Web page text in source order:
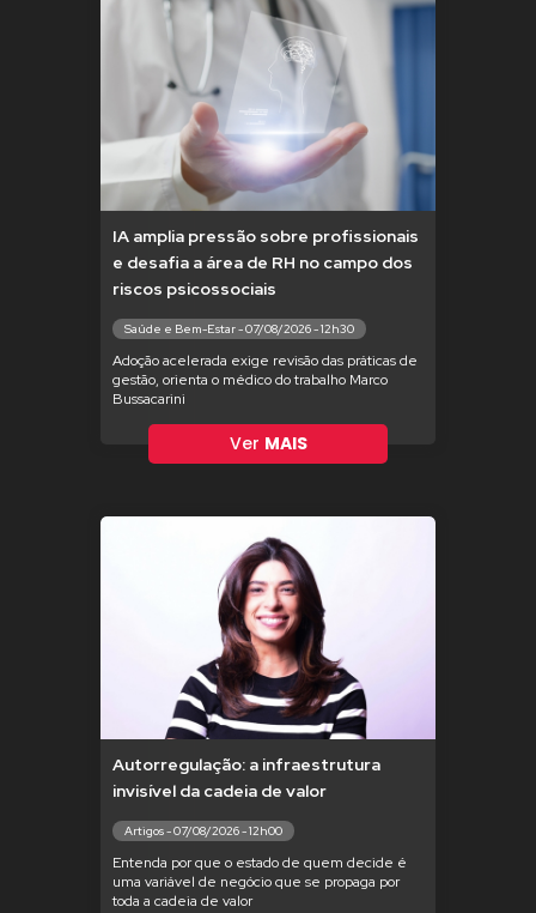
IA amplia pressão sobre profissionais
e desafia a área de RH no campo dos
riscos psicossociais
Saúde e Bem-Estar - 07/08/2026 - 12h30
Adoção acelerada exige revisão das práticas de
gestão, orienta o médico do trabalho Marco
Bussacarini
Ver MAIS
Autorregulação: a infraestrutura
invisível da cadeia de valor
Artigos - 07/08/2026 - 12h00
Entenda por que o estado de quem decide é
uma variável de negócio que se propaga por
toda a cadeia de valor